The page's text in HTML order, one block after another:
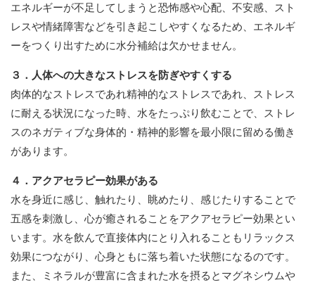
エネルギーが不足してしまうと恐怖感や心配、不安感、スト
レスや情緒障害などを引き起こしやすくなるため、エネルギ
ーをつくり出すために水分補給は欠かせません。
３．人体への大きなストレスを防ぎやすくする
肉体的なストレスであれ精神的なストレスであれ、ストレス
に耐える状況になった時、水をたっぷり飲むことで、ストレ
スのネガティブな身体的・精神的影響を最小限に留める働き
があります。
４．アクアセラピー効果がある
水を身近に感じ、触れたり、眺めたり、感じたりすることで
五感を刺激し、心が癒されることをアクアセラピー効果とい
います。水を飲んで直接体内にとり入れることもリラックス
効果につながり、心身ともに落ち着いた状態になるのです。
また、ミネラルが豊富に含まれた水を摂るとマグネシウムや